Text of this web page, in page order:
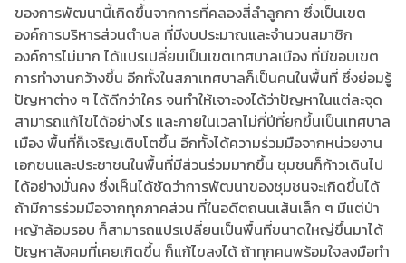
ของการพัฒนานี้เกิดขึ้นจากการที่คลองสี่ลำลูกกา ซึ่งเป็นเขต
องค์การบริหารส่วนตำบล ที่มีงบประมาณและจำนวนสมาชิก
องค์การไม่มาก ได้แปรเปลี่ยนเป็นเขตเทศบาลเมือง ที่มีขอบเขต
การทำงานกว้างขึ้น อีกทั้งในสภาเทศบาลก็เป็นคนในพื้นที่ ซึ่งย่อมรู้
ปัญหาต่าง ๆ ได้ดีกว่าใคร จนทำให้เจาะจงได้ว่าปัญหาในแต่ละจุด
สามารถแก้ไขได้อย่างไร และภายในเวลาไม่กี่ปีที่ยกขึ้นเป็นเทศบาล
เมือง พื้นที่ก็เจริญเติบโตขึ้น อีกทั้งได้ความร่วมมือจากหน่วยงาน
เอกชนและประชาชนในพื้นที่มีส่วนร่วมมากขึ้น ชุมชนก็ก้าวเดินไป
ได้อย่างมั่นคง ซึ่งเห็นได้ชัดว่าการพัฒนาของชุมชนจะเกิดขึ้นได้
ถ้ามีการร่วมมือจากทุกภาคส่วน ที่ในอดีตถนนเส้นเล็ก ๆ มีแต่ป่า
หญ้าล้อมรอบ ก็สามารถแปรเปลี่ยนเป็นพื้นที่ขนาดใหญ่ขึ้นมาได้
ปัญหาสังคมที่เคยเกิดขึ้น ก็แก้ไขลงได้ ถ้าทุกคนพร้อมใจลงมือทำ